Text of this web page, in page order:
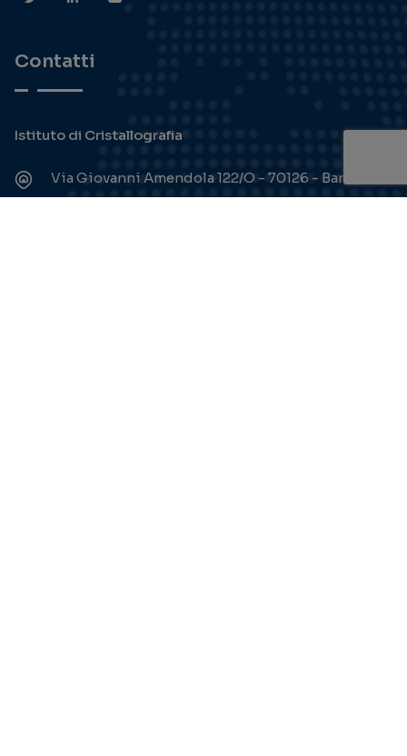
Contatti
Istituto di Cristallografia
Via Giovanni Amendola 122/O - 70126 - Bari